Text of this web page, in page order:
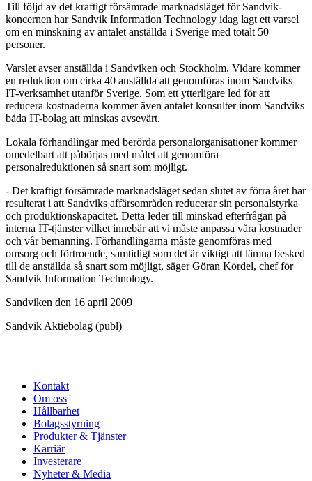
Till följd av det kraftigt försämrade marknadsläget för Sandvik-
koncernen har Sandvik Information Technology idag lagt ett varsel
om en minskning av antalet anställda i Sverige med totalt 50
personer.
Varslet avser anställda i Sandviken och Stockholm. Vidare kommer
en reduktion om cirka 40 anställda att genomföras inom Sandviks
IT-verksamhet utanför Sverige. Som ett ytterligare led för att
reducera kostnaderna kommer även antalet konsulter inom Sandviks
båda IT-bolag att minskas avsevärt.
Lokala förhandlingar med berörda personalorganisationer kommer
omedelbart att påbörjas med målet att genomföra
personalreduktionen så snart som möjligt.
- Det kraftigt försämrade marknadsläget sedan slutet av förra året har
resulterat i att Sandviks affärsområden reducerar sin personalstyrka
och produktionskapacitet. Detta leder till minskad efterfrågan på
interna IT-tjänster vilket innebär att vi måste anpassa våra kostnader
och vår bemanning. Förhandlingarna måste genomföras med
omsorg och förtroende, samtidigt som det är viktigt att lämna besked
till de anställda så snart som möjligt, säger Göran Kördel, chef för
Sandvik Information Technology.
Sandviken den 16 april 2009
Sandvik Aktiebolag (publ)
Kontakt
Om oss
Hållbarhet
Bolagsstyrning
Produkter & Tjänster
Karriär
Investerare
Nyheter & Media